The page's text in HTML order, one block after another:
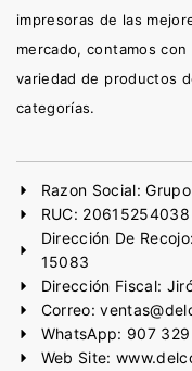
impresoras de las
mercado, contamos con
variedad de productos
categorías.
Razon Social:
RUC: 20615254038
Dirección De
15083
Dirección Fiscal:
Correo:
WhatsApp: 907
Web Site: